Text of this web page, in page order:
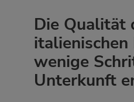
Die Qualität
italienischen
wenige
Unterkunft